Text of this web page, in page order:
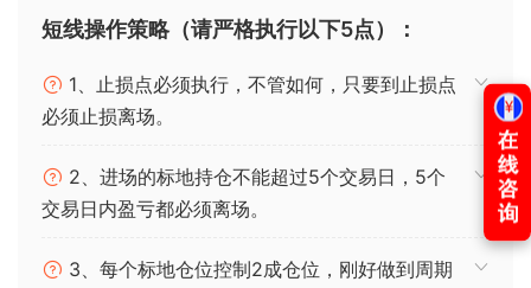
短线操作策略（请严格执行以下5点）：
1、止损点必须执行，不管如何，只要到止损点
必须止损离场。
2、进场的标地持仓不能超过5个交易日，5个
交易日内盈亏都必须离场。
3、每个标地仓位控制2成仓位，刚好做到周期